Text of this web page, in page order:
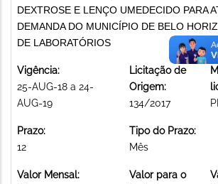
DEXTROSE E LENÇO UMEDECIDO PARA
DEMANDA DO MUNICÍPIO DE BELO
DE LABORATÓRIOS
Vigência:
25-AUG-18 a 24-
AUG-19
Licitação de
Origem:
134/2017
Prazo:
12
Tipo do Prazo:
Mês
Valor Mensal:
Valor para o